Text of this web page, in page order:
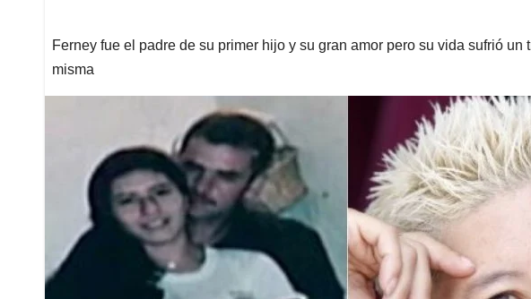
Ferney fue el padre de su primer hijo y su gran amor pero su vida sufrió
misma